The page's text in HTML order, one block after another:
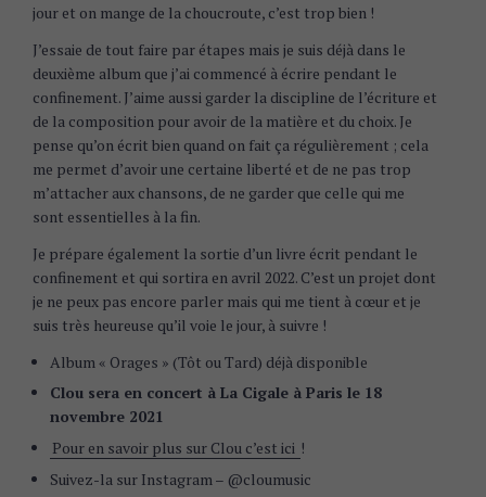
jour et on mange de la choucroute, c’est trop bien !
J’essaie de tout faire par étapes mais je suis déjà dans le
deuxième album que j’ai commencé à écrire pendant le
confinement. J’aime aussi garder la discipline de l’écriture et
de la composition pour avoir de la matière et du choix. Je
pense qu’on écrit bien quand on fait ça régulièrement ; cela
me permet d’avoir une certaine liberté et de ne pas trop
m’attacher aux chansons, de ne garder que celle qui me
sont essentielles à la fin.
Je prépare également la sortie d’un livre écrit pendant le
confinement et qui sortira en avril 2022. C’est un projet dont
je ne peux pas encore parler mais qui me tient à cœur et je
suis très heureuse qu’il voie le jour, à suivre !
Album « Orages » (Tôt ou Tard) déjà disponible
Clou sera en concert à La Cigale à Paris le 18
novembre 2021
Pour en savoir plus sur Clou c’est ici !
Suivez-la sur Instagram – @cloumusic